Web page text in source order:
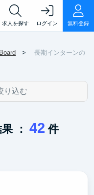
求人を探す ログイン 無料登録
長期インターンの
り込む
果 ：42 件